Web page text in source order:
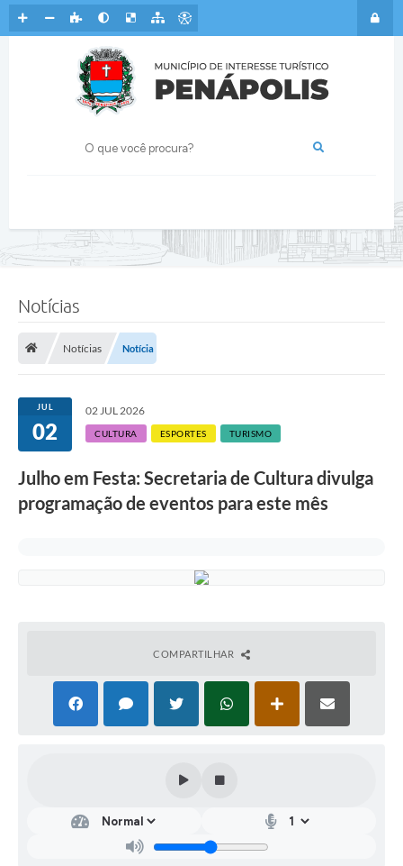
Notícias
Notícias Notícia
JUL
02
02 JUL 2026
CULTURA ESPORTES TURISMO
Julho em Festa: Secretaria de Cultura divulga
programação de eventos para este mês
COMPARTILHAR